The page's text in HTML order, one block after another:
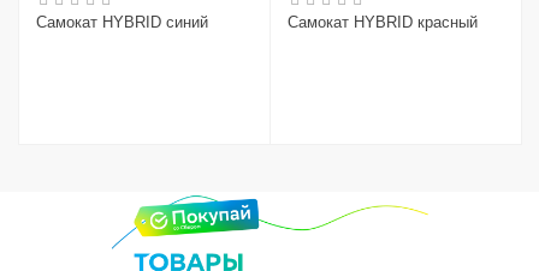
Самокат HYBRID синий Самокат HYBRID красный